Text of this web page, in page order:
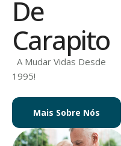
De
Carapito
A Mudar Vidas Desde
1995!
Mais Sobre Nós